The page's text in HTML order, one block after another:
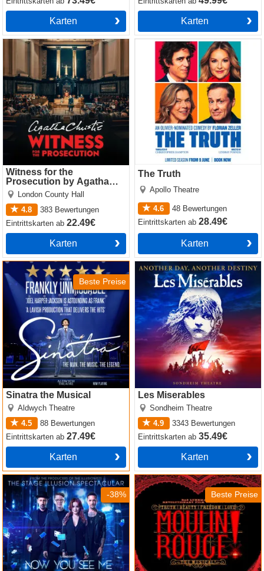
Karten Karten
Witness for the
Prosecution by Agatha
Christie
London County Hall
4.8
383 Bewertungen
Eintrittskartenab22.49€
Karten
Witness for the Prosecution
by Agatha Christie
The Truth
Apollo Theatre
4.6 48 Bewertungen
Eintrittskartenab28.49€
Karten
The Truth
Beste Preise
Sinatra the Musical
Aldwych Theatre
4.5
88 Bewertungen
Eintrittskartenab27.49€
Karten
Sinatra the Musical
Les Miserables
Sondheim Theatre
4.9
3343 Bewertungen
Eintrittskartenab35.49€
Karten
Les Miserables
-38%
Now You See Me
Beste Preise
Moulin Rouge! The Musical